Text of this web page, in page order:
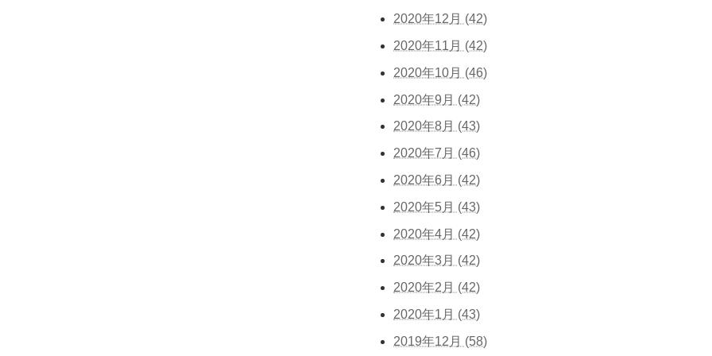
2020年12月 (42)
2020年11月 (42)
2020年10月 (46)
2020年9月 (42)
2020年8月 (43)
2020年7月 (46)
2020年6月 (42)
2020年5月 (43)
2020年4月 (42)
2020年3月 (42)
2020年2月 (42)
2020年1月 (43)
2019年12月 (58)